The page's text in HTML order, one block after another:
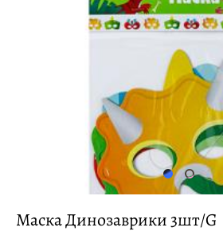
Маска Динозаврики 3шт/G